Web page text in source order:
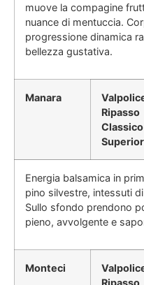
muove la compagine
nuance di mentuccia.
progressione dinamica
bellezza gustativa.
Manara
Ripasso
Classico
Energia balsamica in
pino silvestre, intessuti
Sullo sfondo prendono
pieno, avvolgente e
Monteci